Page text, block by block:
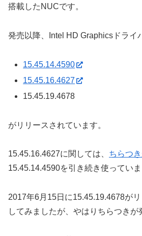
搭載したNUCです。
発売以降、Intel HD Graphicsドライ
15.45.14.4590
15.45.16.4627
15.45.19.4678
がリリースされています。
15.45.16.4627に関しては、 ちらつ
15.45.14.4590を引き続き使っていま
2017年6月15日に15.45.19.4678が
してみましたが、やはりちらつきが